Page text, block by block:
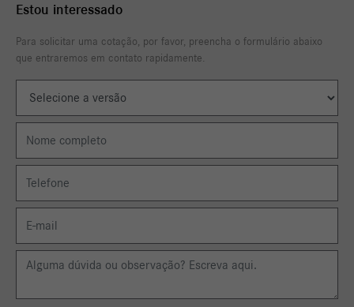
Estou interessado
Para solicitar uma cotação, por favor, preencha o formulário abaixo
que entraremos em contato rapidamente.